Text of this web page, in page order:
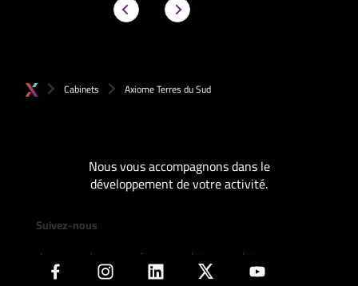
Cabinets Axiome Terres du Sud
Nous vous accompagnons dans le
développement de votre activité.
Suivez-nous